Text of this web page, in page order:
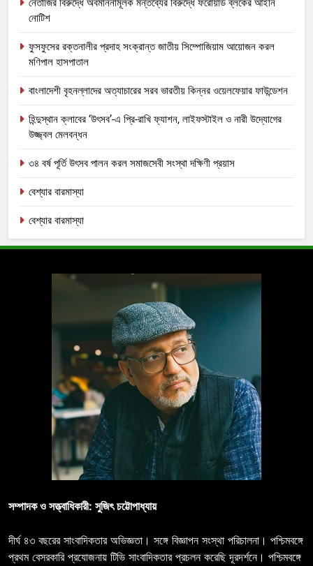
নেতাজির বিরুদ্ধে অবমাননামূলক মন্তব্যের বিরুদ্ধে ফরোয়ার্ড ব্লকের আইনি
নোটিশ
ফুসফুসের রক্তনালীর প্রদাহ সংক্রান্ত জাতীয় সিম্পোজিয়াম আয়োজন করল
মণিপাল হাসপাতাল
বাংলাদেশী বৃহনল্লাদের অত্যাচারের সরব ভারতীয় কিন্নর ওয়েলফেয়ার ফাউন্ডেশন
হিন্দুস্থান ক্লাবের ‘উৎসব’-এ প্রি-রাখি ফ্যাশন, লাইফস্টাইল ও নারী উদ্যোগের
উজ্জ্বল মেলবন্ধন
৩৪ বর্ষ পূর্তি উৎসব পালন করল সমাজসেবী সংস্থা দক্ষিণী প্রয়াস
বেশ্যার বারমাস্যা
বেশ্যার বারমাস্যা
সম্পাদক ও সত্ত্বাধিকারী: সুজিৎ চট্টোপাধ্যায়
দীর্ঘ ৪৩ বছরের সাংবাদিকতার অভিজ্ঞতা। সঙ্গে বিজ্ঞাপন সংস্থা পরিচালনা। পশ্চিমবঙ্গে
প্রথম বেসরকারি প্রযোজনায় টিভি সাংবাদিকতার প্রচলন করেছি দূরদর্শনে। পশ্চিমবঙ্গে